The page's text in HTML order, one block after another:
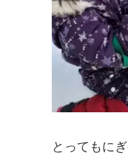
とってもに